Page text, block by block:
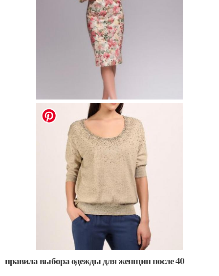
правила выбора одежды для женщин после 40